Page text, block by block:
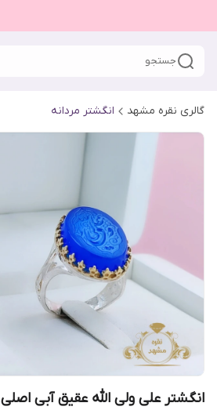
جستجو
گالری نقره مشهد انگشتر مردانه
انگشتر علی ولی الله عقیق آبی اصلی